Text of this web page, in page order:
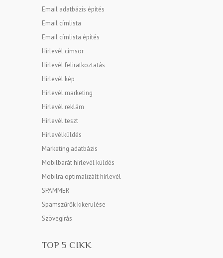
Email adatbázis építés
Email címlista
Email címlista építés
Hírlevél címsor
Hírlevél feliratkoztatás
Hírlevél kép
Hírlevél marketing
Hírlevél reklám
Hírlevél teszt
Hírlevélküldés
Marketing adatbázis
Mobilbarát hírlevél küldés
Mobilra optimalizált hírlevél
SPAMMER
Spamszűrők kikerülése
Szövegírás
TOP 5 CIKK